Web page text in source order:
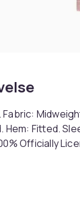
Hem: Fitted.
Officially